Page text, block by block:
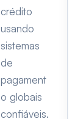
crédito
usando
sistemas
de
pagament
o globais
confiáveis.